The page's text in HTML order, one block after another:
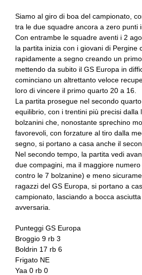
Siamo al giro di boa del campionato,
tra le due squadre ancora a zero punti
Con entrambe le squadre aventi i 2
la partita inizia con i giovani di Pergine
rapidamente a segno creando un
mettendo da subito il GS Europa in
cominciano un altrettanto veloce
loro di vincere il primo quarto 20 a 16.
La partita prosegue nel secondo
equilibrio, con i trentini più precisi dalla
bolzanini che, nonostante sprechino
favorevoli, con forzature al tiro dalla
segno, si portano a casa anche il
Nel secondo tempo, la partita vedi
due compagini, ma il maggiore
contro le 7 bolzanine) e meno
ragazzi del GS Europa, si portano a
campionato, lasciando a bocca
avversaria.
Punteggi GS Europa
Broggio 9 rb 3
Boldrin 17 rb 6
Frigato NE
Yaa 0 rb 0